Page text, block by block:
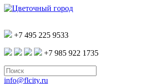
+7 495 225 9533
+7 985 922 1735
info@flcity.ru